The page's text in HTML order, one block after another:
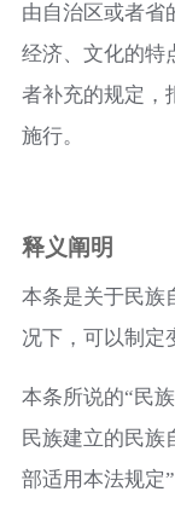
由自治区或者省
经济、文化的特
者补充的规定，
施行。
释义阐明
本条是关于民族
况下，可以制定
本条所说的“民
民族建立的民族
部适用本法规定